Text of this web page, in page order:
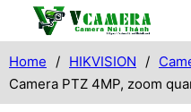
Home / HIKVISION /
Camera PTZ 4MP, zoom